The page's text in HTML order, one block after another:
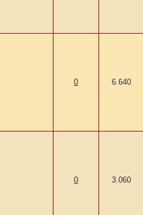
0 6.640
0 3.060